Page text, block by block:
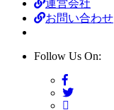
運営会社
お問い合わせ
Follow Us On: